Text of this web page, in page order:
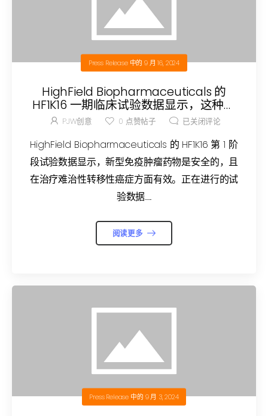
Press Release中的9 月 16, 2024
HighField Biopharmaceuticals 的
HF1K16 一期临床试验数据显示，这种新
型免疫肿瘤药物是安全的，且在治疗难
PJW创意 0 点赞帖子 已关闭评论
HighField Biopharmaceuticals 的 HF1K16 第 1 阶
段试验数据显示，新型免疫肿瘤药物是安全的，且
在治疗难治性转移性癌症方面有效。正在进行的试
验数据......
阅读更多
Press Release 中的 9 月 3, 2024